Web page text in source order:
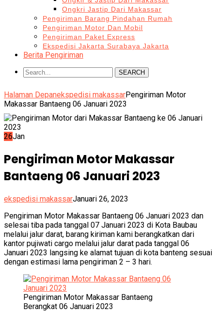
Ongkri Jastip Dari Makassar
Pengiriman Barang Pindahan Rumah
Pengiriman Motor Dan Mobil
Pengiriman Paket Express
Ekspedisi Jakarta Surabaya Jakarta
Berita Pengiriman
SEARCH
Halaman Depanekspedisi makassarPengiriman Motor
Makassar Bantaeng 06 Januari 2023
26Jan
Pengiriman Motor Makassar
Bantaeng 06 Januari 2023
ekspedisi makassarJanuari 26, 2023
Pengiriman Motor Makassar Bantaeng 06 Januari 2023 dan
selesai tiba pada tanggal 07 Januari 2023 di Kota Baubau
melalui jalur darat, barang kiriman kami berangkatkan dari
kantor pujiwati cargo melalui jalur darat pada tanggal 06
Januari 2023 langsing ke alamat tujuan di kota banteng sesuai
dengan estimasi lama pengiriman 2 – 3 hari.
Pengiriman Motor Makassar Bantaeng
Berangkat 06 Januari 2023